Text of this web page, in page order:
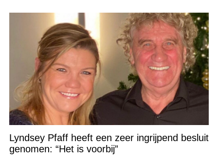
Lyndsey Pfaff heeft een zeer ingrijpend besluit
genomen: “Het is voorbij”